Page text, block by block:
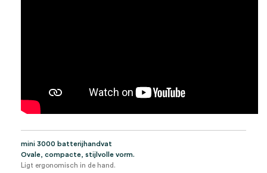
mini 3000 batterijhandvat
Ovale, compacte, stijlvolle vorm.
Ligt ergonomisch in de hand.